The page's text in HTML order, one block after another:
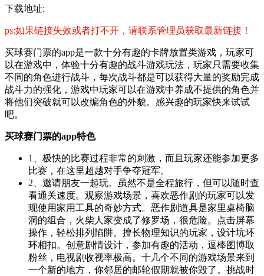
下载地址:
ps:如果链接失效或者打不开，请联系管理员获取最新链接！
买球赛门票的app是一款十分有趣的卡牌放置类游戏，玩家可
以在游戏中，体验十分有趣的战斗游戏玩法，玩家只需要收集
不同的角色进行战斗，每次战斗都是可以获得大量的奖励完成
战斗力的强化，游戏中玩家可以在游戏中养成不提供的角色并
将他们突破就可以改编角色的外貌。感兴趣的玩家快来试试
吧。
买球赛门票的app特色
1、极快的比赛过程非常的刺激，而且玩家还能参加更多
比赛，在这里超越对手争夺冠军。
2、邀请朋友一起玩。虽然不是全程旅行，但可以随时查
看通关速度。观察游戏场景，喜欢恶作剧的玩家可以发
现使用家用工具的奇妙方式。恶作剧道具是家里桌椅脑
洞的组合，火柴人家变成了修罗场，很危险。点击屏幕
操作，轻松排列陷阱。擅长物理知识的玩家，设计坑环
环相扣。创意剧情设计，参加有趣的活动，逗棒图博取
粉丝，电视剧收视率极高。十几个不同的游戏场景来到
一个新的地方，你邻居的邮轮假期就被你毁了。挑战时